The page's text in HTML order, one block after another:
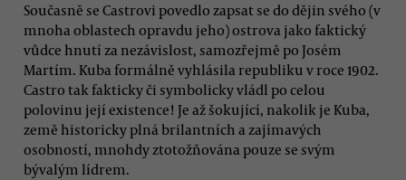
Současně se Castrovi povedlo zapsat se do dějin svého (v
mnoha oblastech opravdu jeho) ostrova jako faktický
vůdce hnutí za nezávislost, samozřejmě po Josém
Martím. Kuba formálně vyhlásila republiku v roce 1902.
Castro tak fakticky či symbolicky vládl po celou
polovinu její existence! Je až šokující, nakolik je Kuba,
země historicky plná brilantních a zajímavých
osobností, mnohdy ztotožňována pouze se svým
bývalým lídrem.